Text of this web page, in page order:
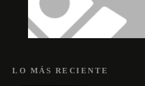
LO MÁS RECIENTE